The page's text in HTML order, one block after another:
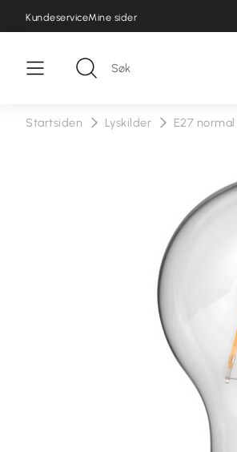
KundeserviceMine sider
Startsiden Lyskilder E27